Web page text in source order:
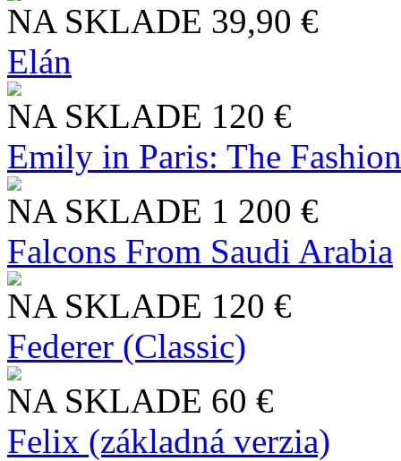
NA SKLADE 39,90 €
Elán
NA SKLADE 120 €
Emily in Paris: The
NA SKLADE 1 200 €
Falcons From Saudi Arabia
NA SKLADE 120 €
Federer (Classic)
NA SKLADE 60 €
Felix (základná verzia)